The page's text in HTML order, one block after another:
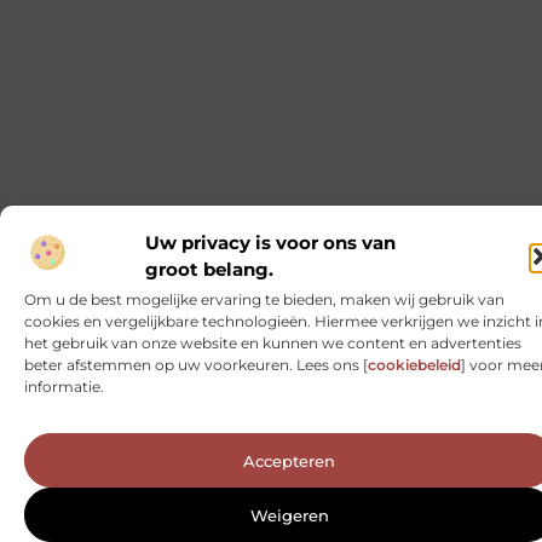
De Ultieme Gids voor Werkkleding in Tilburg: Tips en
Veelgestelde Vragen
Wanneer het aankomt op werkkleding, wil je niet alleen
dat het functioneel is, maar ook dat het comfort biedt,